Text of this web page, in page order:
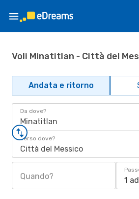
Voli Minatitlan - Città del
Andata e ritorno
Da dove?
Minatitlan
Verso dove?
Città del Messico
Quando? 1